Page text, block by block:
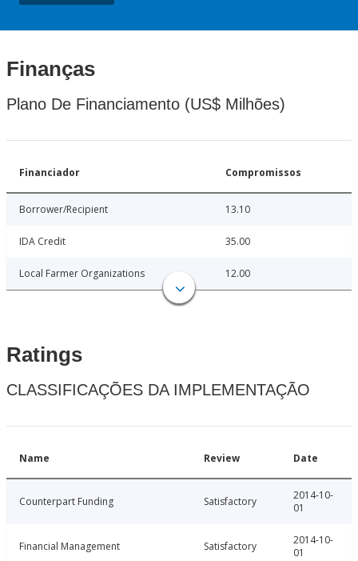
Finanças
Plano De Financiamento (US$ Milhões)
Financiador Compromissos
Borrower/Recipient 13.10
IDA Credit 35.00
Local Farmer Organizations 12.00
Ratings
CLASSIFICAÇÕES DA IMPLEMENTAÇÃO
Name Review Date
Counterpart Funding Satisfactory
2014-10-
01
Financial Management Satisfactory
2014-10-
01